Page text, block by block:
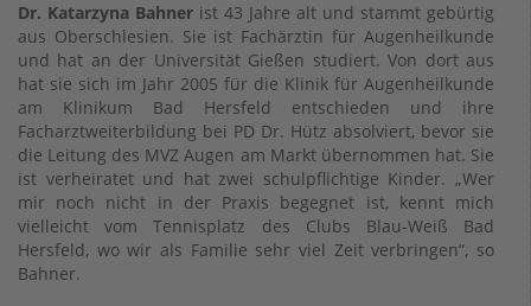
Dr. Katarzyna Bahner ist 43 Jahre alt und stammt gebürtig
aus Oberschlesien. Sie ist Fachärztin für Augenheilkunde
und hat an der Universität Gießen studiert. Von dort aus
hat sie sich im Jahr 2005 für die Klinik für Augenheilkunde
am Klinikum Bad Hersfeld entschieden und ihre
Facharztweiterbildung bei PD Dr. Hütz absolviert, bevor sie
die Leitung des MVZ Augen am Markt übernommen hat. Sie
ist verheiratet und hat zwei schulpflichtige Kinder. „Wer
mir noch nicht in der Praxis begegnet ist, kennt mich
vielleicht vom Tennisplatz des Clubs Blau-Weiß Bad
Hersfeld, wo wir als Familie sehr viel Zeit verbringen“, so
Bahner.